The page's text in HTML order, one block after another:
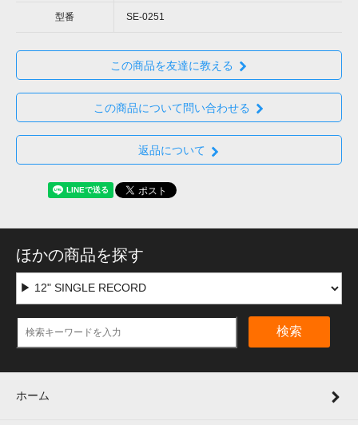
型番 SE-0251
この商品を友達に教える
この商品について問い合わせる
返品について
ほかの商品を探す
検索
ホーム